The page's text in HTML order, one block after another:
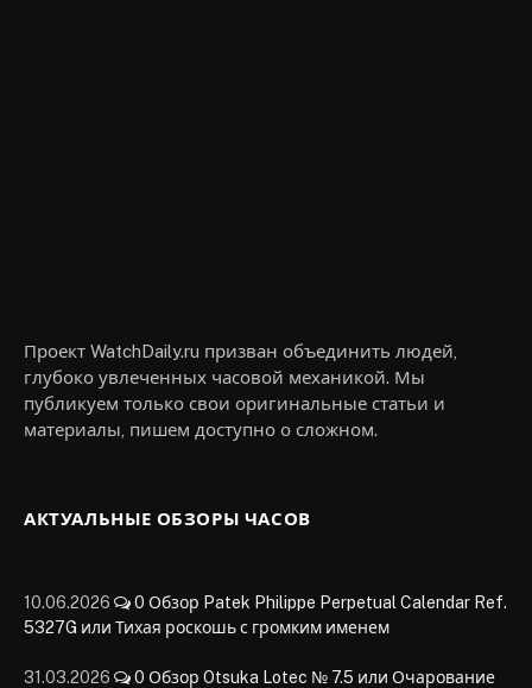
Проект WatchDaily.ru призван объединить людей,
глубоко увлеченных часовой механикой. Мы
публикуем только свои оригинальные статьи и
материалы, пишем доступно о сложном.
АКТУАЛЬНЫЕ ОБЗОРЫ ЧАСОВ
10.06.2026 0 Обзор Patek Philippe Perpetual Calendar Ref.
5327G или Тихая роскошь с громким именем
31.03.2026 0 Обзор Otsuka Lotec № 7.5 или Очарование